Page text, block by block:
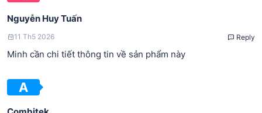
Nguyễn Huy Tuấn
Reply
11 Th5 2026
Minh cần chi tiết thông tin về sản phẩm này